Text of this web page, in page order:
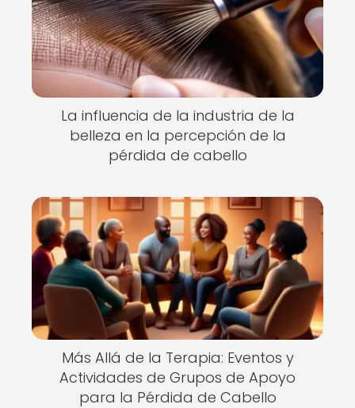
La influencia de la industria de la
belleza en la percepción de la
pérdida de cabello
Más Allá de la Terapia: Eventos y
Actividades de Grupos de Apoyo
para la Pérdida de Cabello